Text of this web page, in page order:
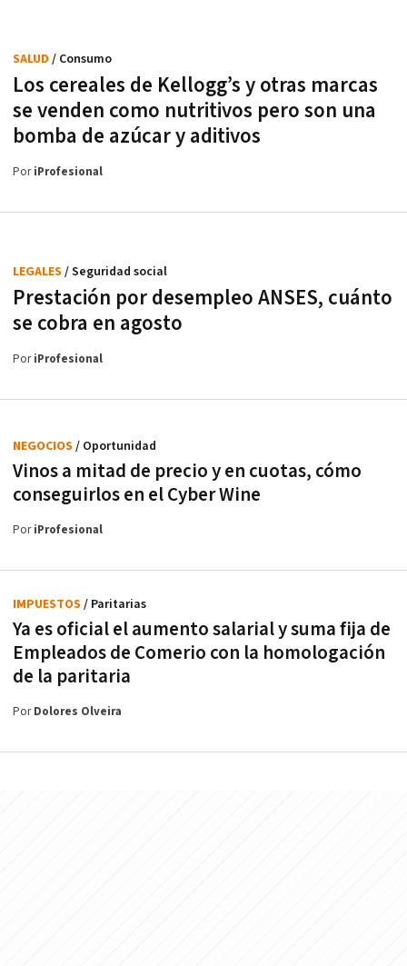
Los cereales de Kellogg’s y otras marcas
se venden como nutritivos pero son una
bomba de azúcar y aditivos
SALUD / Consumo
PoriProfesional
Prestación por desempleo ANSES, cuánto
se cobra en agosto
LEGALES / Seguridad social
PoriProfesional
Vinos a mitad de precio y en cuotas, cómo
conseguirlos en el Cyber Wine
NEGOCIOS / Oportunidad
PoriProfesional
Ya es oficial el aumento salarial y suma fija de
Empleados de Comerio con la homologación
de la paritaria
IMPUESTOS / Paritarias
PorDolores Olveira